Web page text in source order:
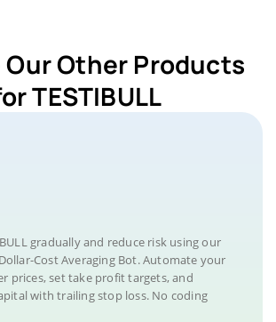
Our Other Products
TESTIBULL
gradually and reduce risk using our
Cost Averaging Bot. Automate your
prices, set take profit targets, and
with trailing stop loss. No coding